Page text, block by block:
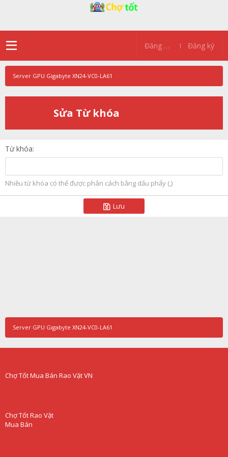
Đăng nhập Đăng ký
Server GPU Gigabyte XN24-VC0-LA61
Sửa Từ khóa
Từ khóa
Nhiều từ khóa có thể được phân cách bằng dấu phẩy (,)
Lưu
Server GPU Gigabyte XN24-VC0-LA61
Chợ Tốt Mua Bán Rao Vặt VN
Chợ Tốt Rao Vặt
Mua Bán